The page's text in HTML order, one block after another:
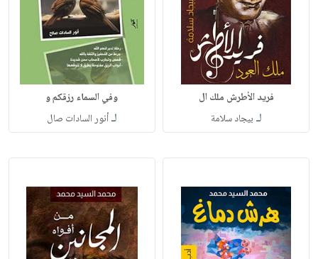
فريد الأطرش ملك ال
لـ بيجاد سلامة
وفي السماء رزقكم و
لـأنور السادات صال